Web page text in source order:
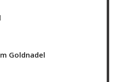
Goldnadel